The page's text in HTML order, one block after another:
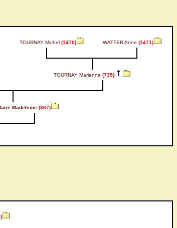
TOURNAY Michel (1470) WATTER Anne (1471)
TOURNAY Marianne (735)
Madeleine (367)